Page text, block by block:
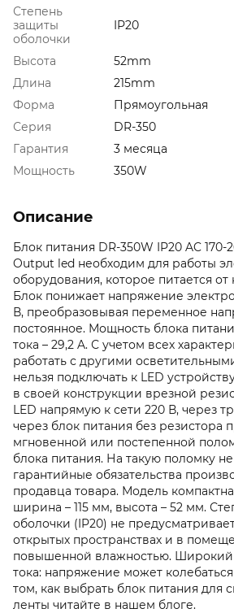
Степень
защиты
оболочки
IP20
Высота
52mm
Длина
215mm
Форма
Прямоугольная
Серия
DR-350
Гарантия
3 месяца
Мощность
350W
Описание
Блок питания DR-350W IP20 AC 170-
Output led необходим для работы
оборудования, которое питается от
Блок понижает напряжение
В, преобразовывая переменное
постоянное. Мощность блока
тока – 29,2 A. С учетом всех
работать с другими
нельзя подключать к LED
в своей конструкции врезной
LED напрямую к сети 220 В, через
через блок питания без резистора
мгновенной или постепенной
блока питания. На такую поломку
гарантийные обязательства
продавца товара. Модель
ширина – 115 мм, высота – 52 мм.
оболочки (IP20) не
открытых пространствах и в
повышенной влажностью. Широкий
тока: напряжение может
том, как выбрать блок питания для
ленты читайте в нашем блоге.